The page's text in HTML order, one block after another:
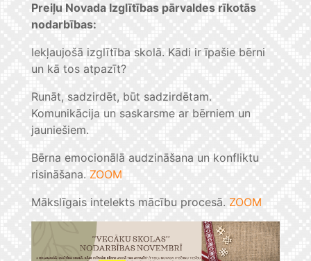
Preiļu Novada Izglītības pārvaldes rīkotās
nodarbības:
Iekļaujošā izglītība skolā. Kādi ir īpašie bērni
un kā tos atpazīt?
Runāt, sadzirdēt, būt sadzirdētam.
Komunikācija un saskarsme ar bērniem un
jauniešiem.
Bērna emocionālā audzināšana un konfliktu
risināšana. ZOOM
Mākslīgais intelekts mācību procesā. ZOOM